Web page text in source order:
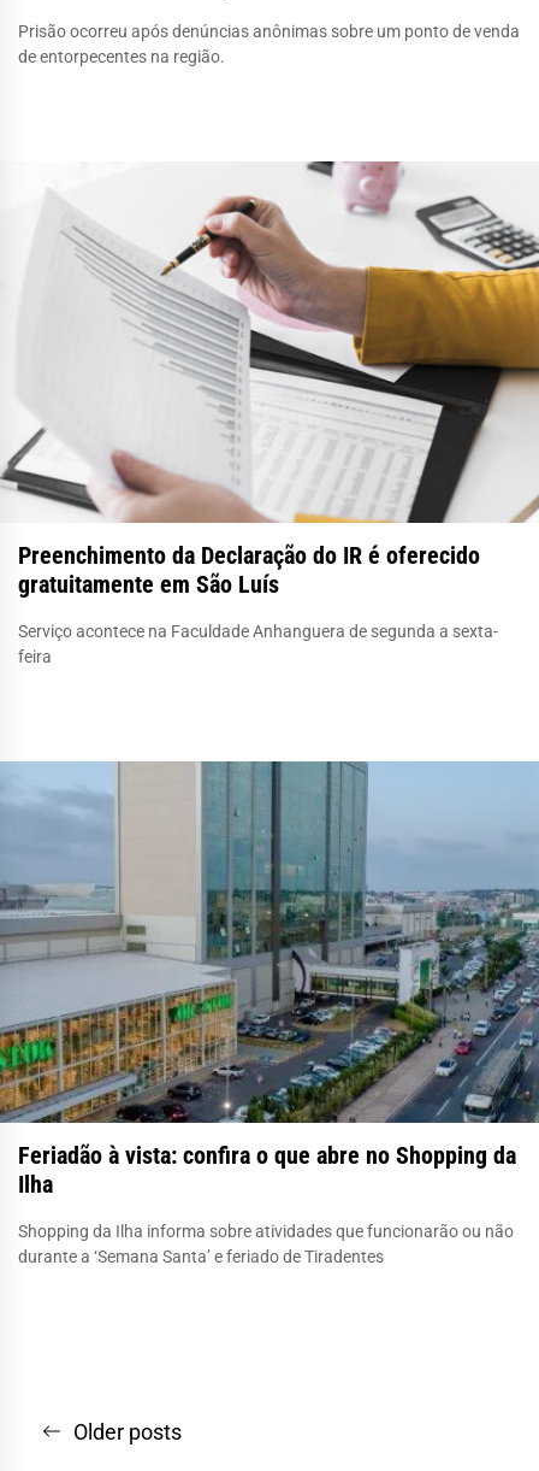
Prisão ocorreu após denúncias anônimas sobre um ponto de venda
de entorpecentes na região.
Preenchimento da Declaração do IR é oferecido
gratuitamente em São Luís
Serviço acontece na Faculdade Anhanguera de segunda a sexta-
feira
Feriadão à vista: confira o que abre no Shopping da
Ilha
Shopping da Ilha informa sobre atividades que funcionarão ou não
durante a ‘Semana Santa’ e feriado de Tiradentes
Navegação
Older posts